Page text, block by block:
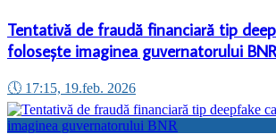
Tentativă de fraudă financiară tip
folosește imaginea guvernatorului BNR
🕔 17:15, 19.feb. 2026